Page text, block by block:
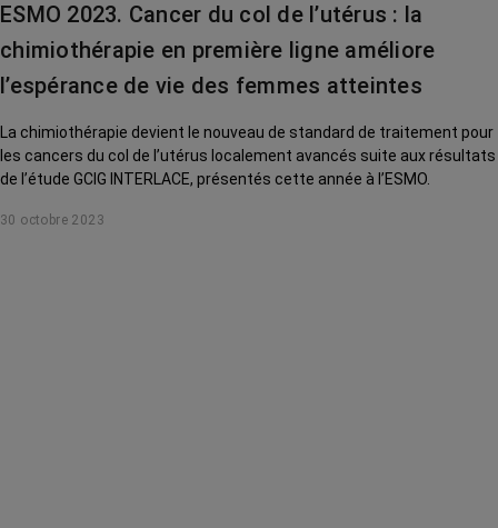
ESMO 2023. Cancer du col de l’utérus : la
chimiothérapie en première ligne améliore
l’espérance de vie des femmes atteintes
La chimiothérapie devient le nouveau de standard de traitement pour
les cancers du col de l’utérus localement avancés suite aux résultats
de l’étude GCIG INTERLACE, présentés cette année à l’ESMO.
30 octobre 2023